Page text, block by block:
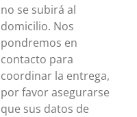
no se subirá al
domicilio. Nos
pondremos en
contacto para
coordinar la entrega,
por favor asegurarse
que sus datos de